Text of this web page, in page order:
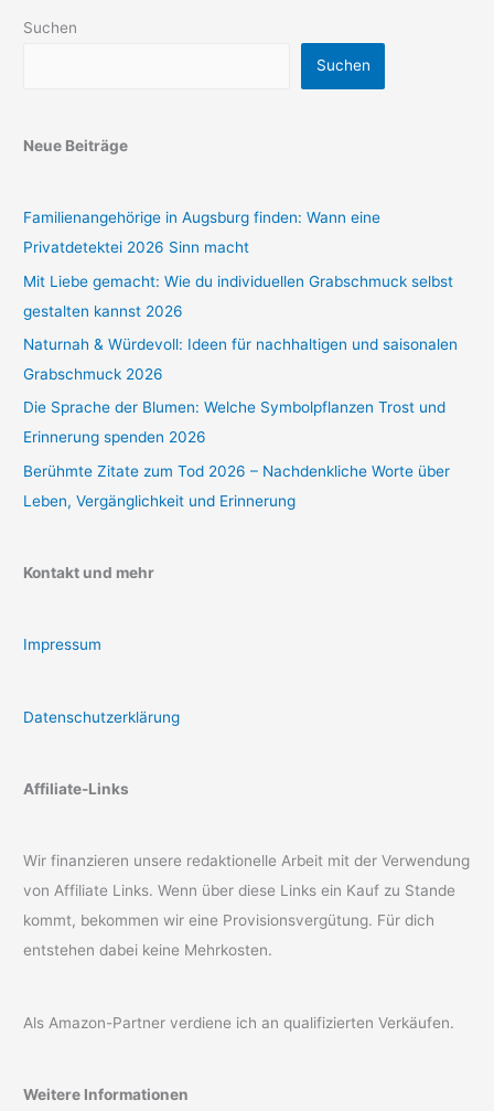
Suchen
Suchen
Neue Beiträge
Familienangehörige in Augsburg finden: Wann eine
Privatdetektei 2026 Sinn macht
Mit Liebe gemacht: Wie du individuellen Grabschmuck selbst
gestalten kannst 2026
Naturnah & Würdevoll: Ideen für nachhaltigen und saisonalen
Grabschmuck 2026
Die Sprache der Blumen: Welche Symbolpflanzen Trost und
Erinnerung spenden 2026
Berühmte Zitate zum Tod 2026 – Nachdenkliche Worte über
Leben, Vergänglichkeit und Erinnerung
Kontakt und mehr
Impressum
Datenschutzerklärung
Affiliate-Links
Wir finanzieren unsere redaktionelle Arbeit mit der Verwendung
von Affiliate Links. Wenn über diese Links ein Kauf zu Stande
kommt, bekommen wir eine Provisionsvergütung. Für dich
entstehen dabei keine Mehrkosten.
Als Amazon-Partner verdiene ich an qualifizierten Verkäufen.
Weitere Informationen